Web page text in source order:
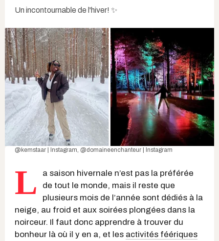
Un incontournable de l'hiver! ✨
@kemstaar | Instagram @domaineenchanteur | Instagram
L
a saison hivernale n’est pas la préférée
de tout le monde, mais il reste que
plusieurs mois de l’année sont dédiés à la
neige, au froid et aux soirées plongées dans la
noirceur. Il faut donc apprendre à trouver du
bonheur là où il y en a, et les activités féériques